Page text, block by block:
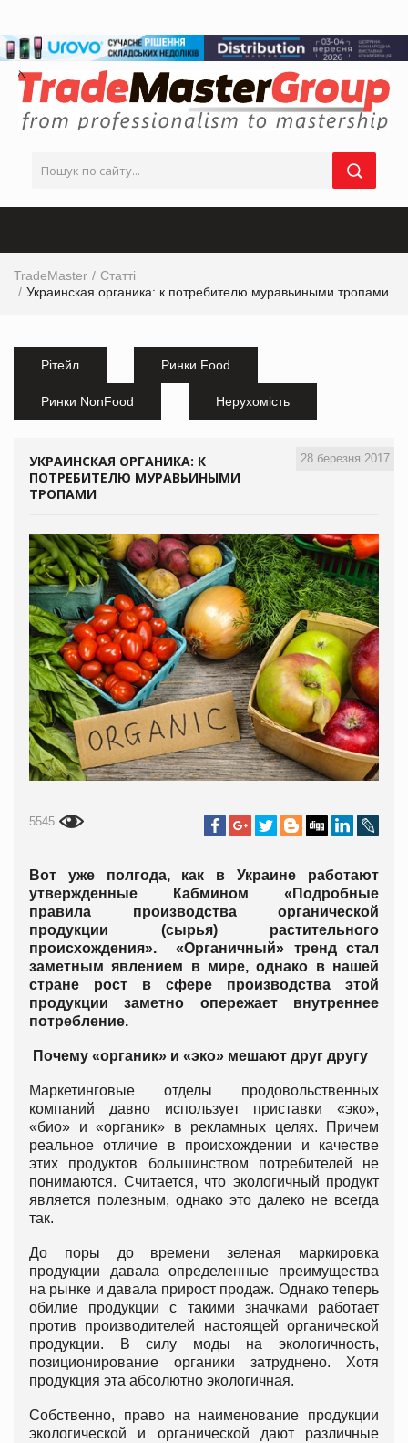
TradeMaster
Статті
Украинская органика: к потребителю муравьиными тропами
Рітейл Ринки Food
Ринки NonFood Нерухомість
28 березня 2017
УКРАИНСКАЯ ОРГАНИКА: К
ПОТРЕБИТЕЛЮ МУРАВЬИНЫМИ
ТРОПАМИ
5545
Вот уже полгода, как в Украине работают
утвержденные Кабмином «Подробные
правила производства органической
продукции (сырья) растительного
происхождения». «Органичный» тренд стал
заметным явлением в мире, однако в нашей
стране рост в сфере производства этой
продукции заметно опережает внутреннее
потребление.
Почему «органик» и «эко» мешают друг другу
Маркетинговые отделы продовольственных
компаний давно использует приставки «эко»,
«био» и «органик» в рекламных целях. Причем
реальное отличие в происхождении и качестве
этих продуктов большинством потребителей не
понимаются. Считается, что экологичный продукт
является полезным, однако это далеко не всегда
так.
До поры до времени зеленая маркировка
продукции давала определенные преимущества
на рынке и давала прирост продаж. Однако теперь
обилие продукции с такими значками работает
против производителей настоящей органической
продукции. В силу моды на экологичность,
позиционирование органики затруднено. Хотя
продукция эта абсолютно экологичная.
Собственно, право на наименование продукции
экологической и органической дают различные